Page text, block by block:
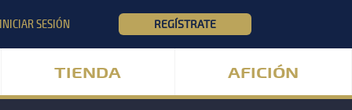
INICIAR SESIÓN REGÍSTRATE
TIENDA AFICIÓN